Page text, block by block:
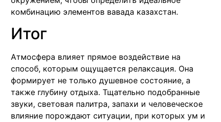
комбинацию элементов вавада казахстан.
Итог
Атмосфера влияет прямое воздействие на
способ, которым ощущается релаксация. Она
формирует не только душевное состояние, а
также глубину отдыха. Тщательно подобранные
звуки, световая палитра, запахи и человеческое
влияние порождают ситуации, при которых ум и